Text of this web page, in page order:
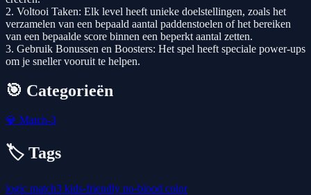
2. Voltooi Taken: Elk level heeft unieke doelstellingen, zoals het
verzamelen van een bepaald aantal paddenstoelen of het bereiken
van een bepaalde score binnen een beperkt aantal zetten.
3. Gebruik Bonussen en Boosters: Het spel heeft speciale power-ups
om je sneller vooruit te helpen.
🎯 Categorieën
💎 Match-3
🏷️ Tags
logic match3 kids-friendly no-blood color